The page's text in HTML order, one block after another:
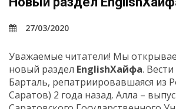
27/03/2020
Уважаемые читатели! Мы
новый раздел EnglishХайфа.
Барталь, репатриировавшаяся из
Саратов) 2 года назад. Алла –